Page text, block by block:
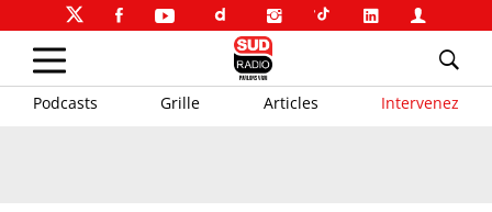
Podcasts Grille Articles Intervenez